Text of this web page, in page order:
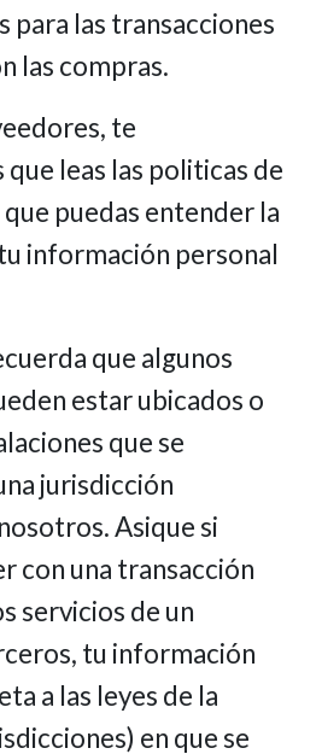
para las transacciones
las compras.
te
leas las politicas de
puedas entender la
información personal
que algunos
estar ubicados o
que se
jurisdicción
Asique si
con una transacción
servicios de un
tu información
a las leyes de la
en que se